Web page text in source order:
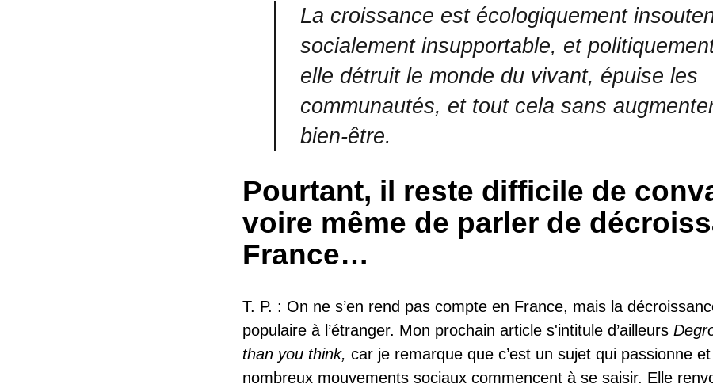
La croissance est écologiquement
socialement insupportable, et
elle détruit le monde du vivant, épuise les
communautés, et tout cela sans
bien-être.
Pourtant, il reste difficile de
voire même de parler de
France…
T. P. : On ne s’en rend pas compte en France, mais la
populaire à l’étranger. Mon prochain article s'intitule d’ailleurs
than you think, car je remarque que c’est un sujet qui passionne
nombreux mouvements sociaux commencent à se saisir. Elle